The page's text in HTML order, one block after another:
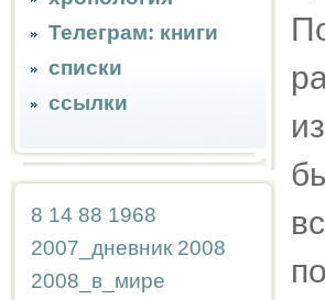
Телеграм: книги
списки
ссылки
8 14 88 1968
2007_дневник 2008
2008_в_мире